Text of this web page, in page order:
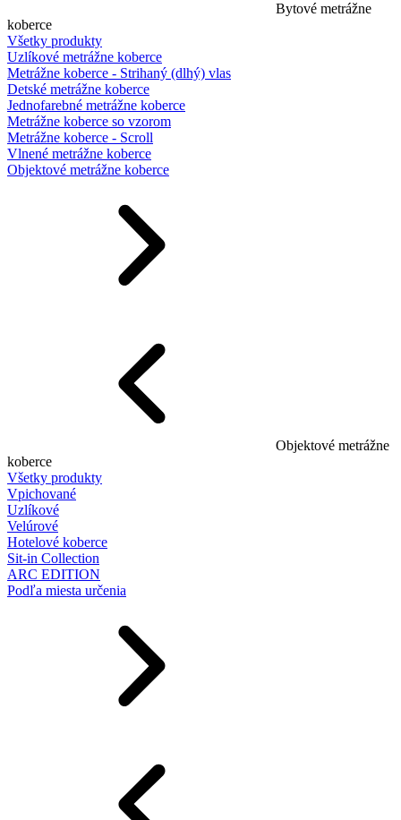
Bytové metrážne
koberce
Všetky produkty
Uzlíkové metrážne koberce
Metrážne koberce - Strihaný (dlhý) vlas
Detské metrážne koberce
Jednofarebné metrážne koberce
Metrážne koberce so vzorom
Metrážne koberce - Scroll
Vlnené metrážne koberce
Objektové metrážne koberce
Objektové metrážne
koberce
Všetky produkty
Vpichované
Uzlíkové
Velúrové
Hotelové koberce
Sit-in Collection
ARC EDITION
Podľa miesta určenia